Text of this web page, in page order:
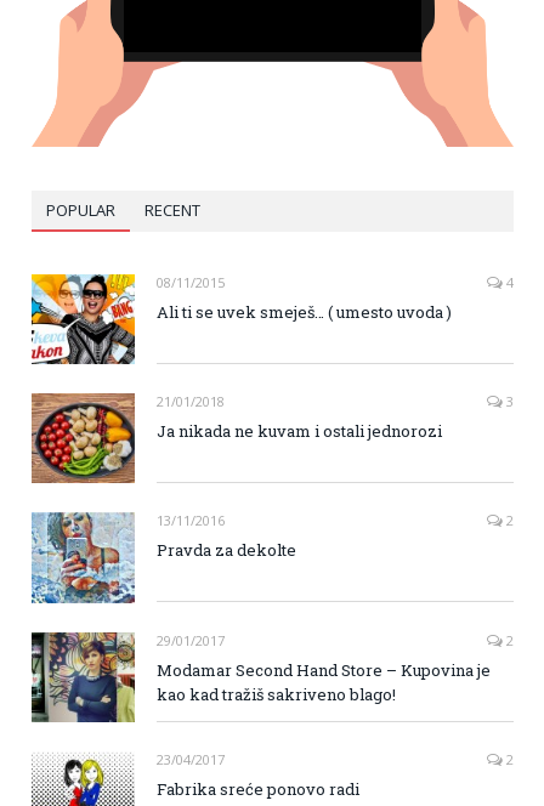
POPULAR RECENT
08/11/2015 4
Ali ti se uvek smeješ… ( umesto uvoda )
21/01/2018 3
Ja nikada ne kuvam i ostali jednorozi
13/11/2016 2
Pravda za dekolte
29/01/2017 2
Modamar Second Hand Store – Kupovina je
kao kad tražiš sakriveno blago!
23/04/2017 2
Fabrika sreće ponovo radi